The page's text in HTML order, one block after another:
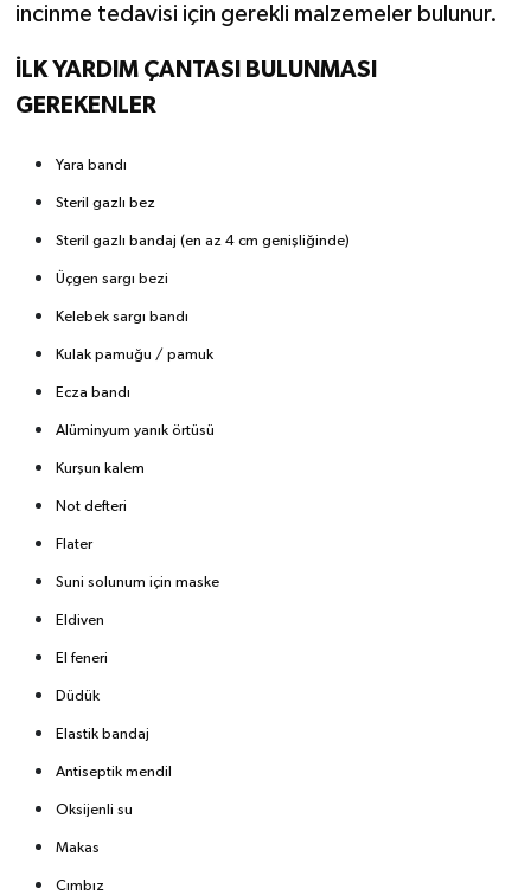
incinme tedavisi için gerekli malzemeler bulunur.
İLK YARDIM ÇANTASI BULUNMASI
GEREKENLER
Yara bandı
Steril gazlı bez
Steril gazlı bandaj (en az 4 cm genişliğinde)
Üçgen sargı bezi
Kelebek sargı bandı
Kulak pamuğu / pamuk
Ecza bandı
Alüminyum yanık örtüsü
Kurşun kalem
Not defteri
Flater
Suni solunum için maske
Eldiven
El feneri
Düdük
Elastik bandaj
Antiseptik mendil
Oksijenli su
Makas
Cımbız